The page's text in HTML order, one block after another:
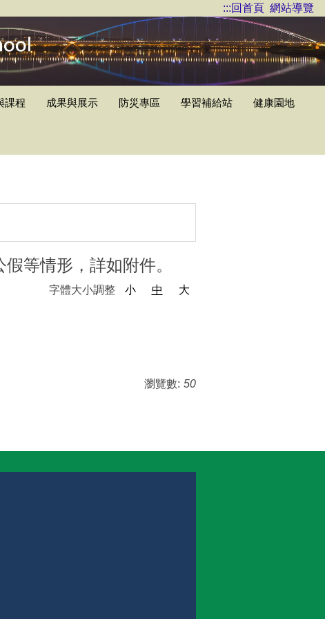
:::回首頁 網站導覽
課程 成果與展示 防災專區 學習補給站 健康園地
等情形，詳如附件。
字體大小調整 小 中
大
瀏覽數: 50